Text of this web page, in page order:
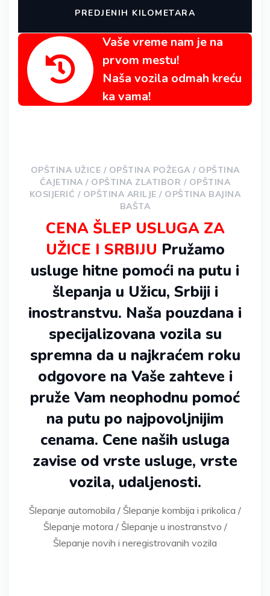
PREDJENIH KILOMETARA
Vaše vreme nam je na
prvom mestu!
Naša vozila odmah kreću
ka vama!
OPŠTINA UŽICE / OPŠTINA POŽEGA / OPŠTINA
ČAJETINA / OPŠTINA ZLATIBOR / OPŠTINA
KOSIJERIĆ / OPŠTINA ARILJE / OPŠTINA BAJINA
BAŠTA
CENA ŠLEP USLUGA ZA
UŽICE I SRBIJU Pružamo
usluge hitne pomoći na putu i
šlepanja u Užicu, Srbiji i
inostranstvu. Naša pouzdana i
specijalizovana vozila su
spremna da u najkraćem roku
odgovore na Vaše zahteve i
pruže Vam neophodnu pomoć
na putu po najpovoljnijim
cenama. Cene naših usluga
zavise od vrste usluge, vrste
vozila, udaljenosti.
Šlepanje automobila / Šlepanje kombija i prikolica /
Šlepanje motora / Šlepanje u inostranstvo /
Šlepanje novih i neregistrovanih vozila